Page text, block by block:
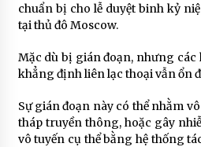
chuẩn bị cho lễ duyệt binh kỷ
tại thủ đô Moscow.
Mặc dù bị gián đoạn, nhưng
khẳng định liên lạc thoại vẫn ổn
Sự gián đoạn này có thể nhằm
tháp truyền thông, hoặc gây
vô tuyến cụ thể bằng hệ thống